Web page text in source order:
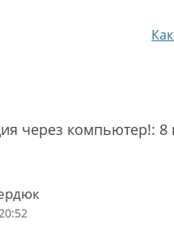
через компьютер!: 8